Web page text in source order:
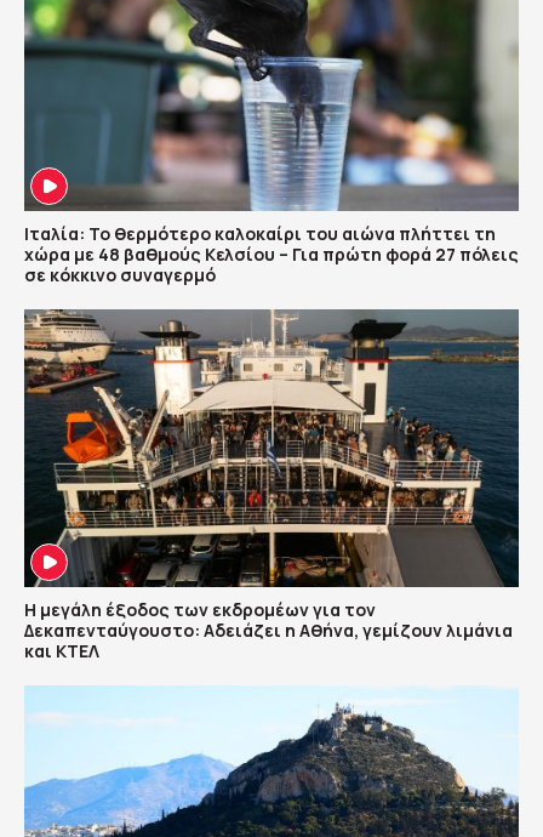
Ιταλία: Το θερμότερο καλοκαίρι του αιώνα πλήττει τη
χώρα με 48 βαθμούς Κελσίου – Για πρώτη φορά 27 πόλεις
σε κόκκινο συναγερμό
Η μεγάλη έξοδος των εκδρομέων για τον
Δεκαπενταύγουστο: Αδειάζει η Αθήνα, γεμίζουν λιμάνια
και ΚΤΕΛ